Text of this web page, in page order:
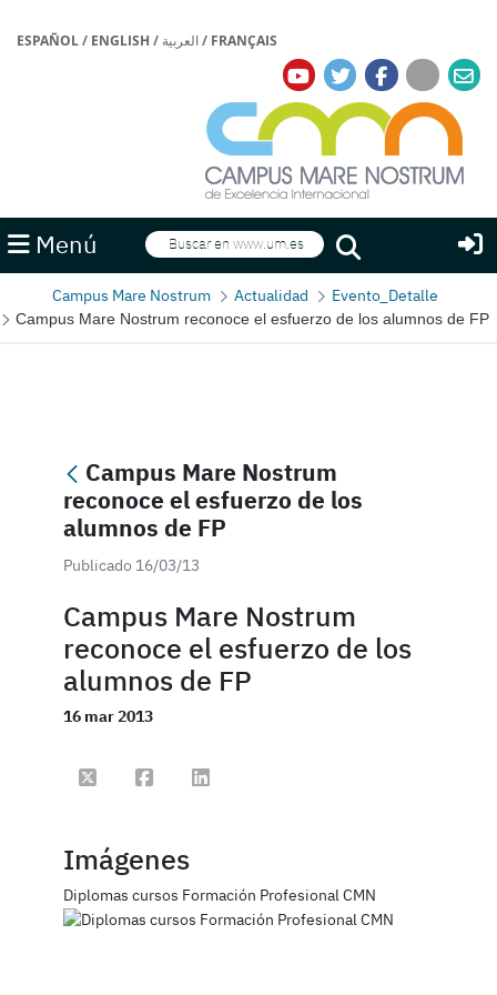
ESPAÑOL/ ENGLISH / العربية/ FRANÇAIS
Menú Buscar
Buscar
Campus Mare Nostrum Actualidad Evento_Detalle
Campus Mare Nostrum reconoce el esfuerzo de los alumnos de FP
Campus Mare Nostrum
reconoce el esfuerzo de los
alumnos de FP
Publicado 16/03/13
Campus Mare Nostrum
reconoce el esfuerzo de los
alumnos de FP
16 mar 2013
Compartir en Twitter
Compartir en Facebook
Compartir en Linkedin
Imágenes
Diplomas cursos Formación Profesional CMN